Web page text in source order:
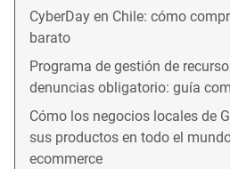
CyberDay en Chile: cómo
barato
Programa de gestión de
denuncias obligatorio: guía
Cómo los negocios locales de
sus productos en todo el
ecommerce